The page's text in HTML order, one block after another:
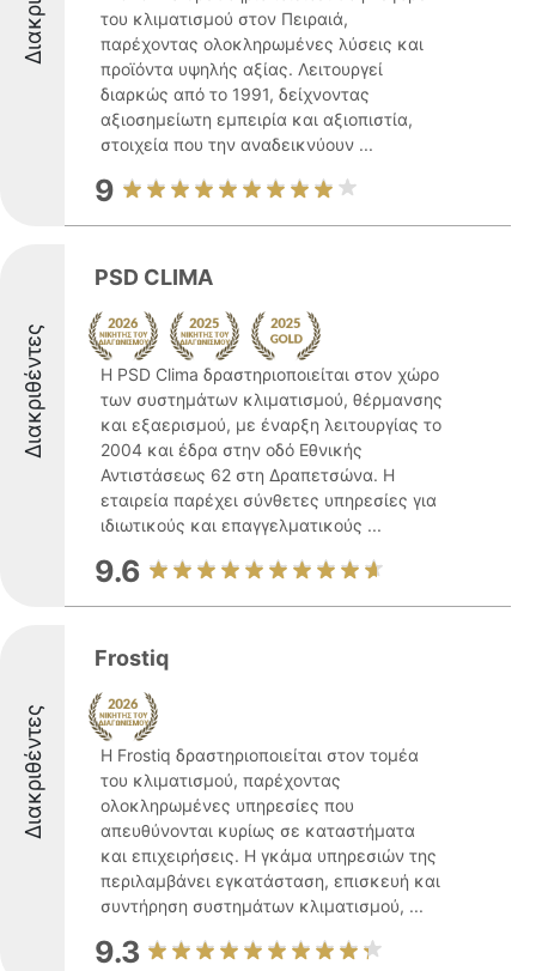
του κλιματισμού στον Πειραιά,
παρέχοντας ολοκληρωμένες λύσεις και
προϊόντα υψηλής αξίας. Λειτουργεί
διαρκώς από το 1991, δείχνοντας
αξιοσημείωτη εμπειρία και αξιοπιστία,
στοιχεία που την αναδεικνύουν ...
9
Διακριθέντες
PSD CLIMA
Η PSD Clima δραστηριοποιείται στον χώρο
των συστημάτων κλιματισμού, θέρμανσης
και εξαερισμού, με έναρξη λειτουργίας το
2004 και έδρα στην οδό Εθνικής
Αντιστάσεως 62 στη Δραπετσώνα. Η
εταιρεία παρέχει σύνθετες υπηρεσίες για
ιδιωτικούς και επαγγελματικούς ...
9.6
Διακριθέντες
Frostiq
Η Frostiq δραστηριοποιείται στον τομέα
του κλιματισμού, παρέχοντας
ολοκληρωμένες υπηρεσίες που
απευθύνονται κυρίως σε καταστήματα
και επιχειρήσεις. Η γκάμα υπηρεσιών της
περιλαμβάνει εγκατάσταση, επισκευή και
συντήρηση συστημάτων κλιματισμού, ...
9.3